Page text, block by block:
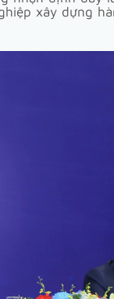
xây dựng